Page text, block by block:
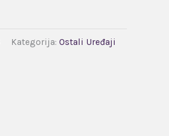
Kategorija: Ostali Uređaji